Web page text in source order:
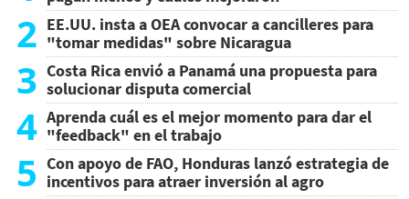
2 EE.UU. insta a OEA convocar a cancilleres para
"tomar medidas" sobre Nicaragua
3 Costa Rica envió a Panamá una propuesta para
solucionar disputa comercial
4 Aprenda cuál es el mejor momento para dar el
"feedback" en el trabajo
5 Con apoyo de FAO, Honduras lanzó estrategia de
incentivos para atraer inversión al agro